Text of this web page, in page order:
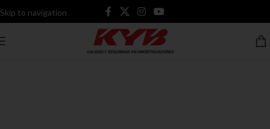
Skip to navigation
Skip to main content